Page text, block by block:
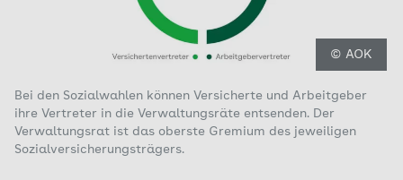
© AOK
Bei den Sozialwahlen können Versicherte und Arbeitgeber
ihre Vertreter in die Verwaltungsräte entsenden. Der
Verwaltungsrat ist das oberste Gremium des jeweiligen
Sozialversicherungsträgers.